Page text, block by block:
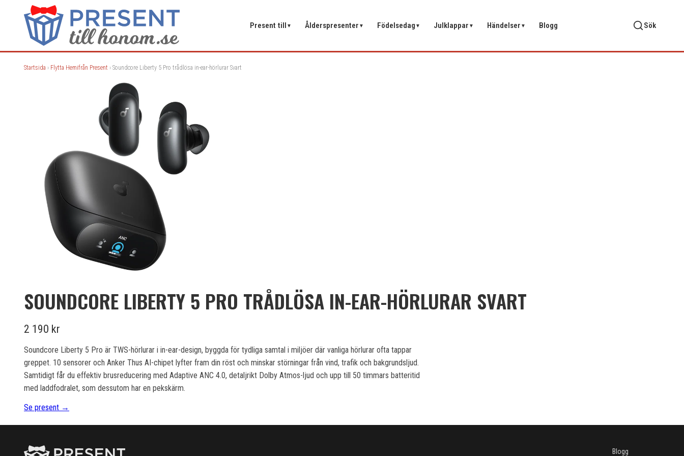
Present till ▼ Ålderspresenter ▼ Födelsedag ▼ Julklappar ▼ Händelser ▼ Blogg Sök
Startsida › Flytta Hemifrån Present › Soundcore Liberty 5 Pro trådlösa in-ear-hörlurar Svart
SOUNDCORE LIBERTY 5 PRO TRÅDLÖSA IN-EAR-HÖRLURAR SVART
2 190 kr
Soundcore Liberty 5 Pro är TWS-hörlurar i in-ear-design, byggda för tydliga samtal i miljöer där vanliga hörlurar ofta tappar
greppet. 10 sensorer och Anker Thus AI-chipet lyfter fram din röst och minskar störningar från vind, trafik och bakgrundsljud.
Samtidigt får du effektiv brusreducering med Adaptive ANC 4.0, detaljrikt Dolby Atmos-ljud och upp till 50 timmars batteritid
med laddfodralet, som dessutom har en pekskärm.
Se present →
Blogg